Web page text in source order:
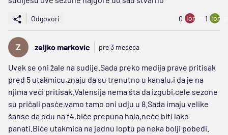
Odgovori 0 ion:minus
1
zeljko markovic pre 3 meseca
Uvek se oni žale na sudije.Sada preko medija prave pritisak
pred 5 utakmicu,znaju da su trenutno u kanalu,i da je na
njima veċi pritisak.Valensija nema šta da izgubi,cele sezone
su pričali pasċe,vamo tamo oni udju u 8.Sada imaju velike
šanse da odu na f4,biċe prepuna hala,neċe biti lako
panati.Biċe utakmica na jednu loptu pa neka bolji pobedi.